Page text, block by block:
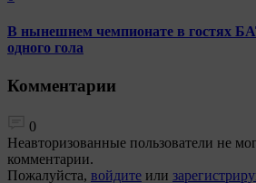
В нынешнем чемпионате в гостях
одного гола
Комментарии
0
Неавторизованные пользователи не
комментарии.
Пожалуйста, войдите или